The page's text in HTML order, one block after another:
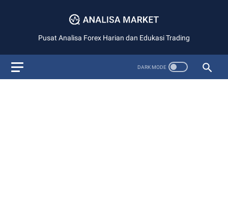
Pusat Analisa Forex Harian dan Edukasi Trading